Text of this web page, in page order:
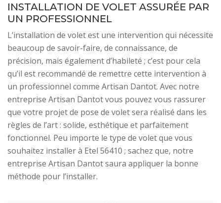
INSTALLATION DE VOLET ASSURÉE PAR
UN PROFESSIONNEL
L’installation de volet est une intervention qui nécessite
beaucoup de savoir-faire, de connaissance, de
précision, mais également d’habileté ; c’est pour cela
qu’il est recommandé de remettre cette intervention à
un professionnel comme Artisan Dantot. Avec notre
entreprise Artisan Dantot vous pouvez vous rassurer
que votre projet de pose de volet sera réalisé dans les
règles de l’art : solide, esthétique et parfaitement
fonctionnel. Peu importe le type de volet que vous
souhaitez installer à Etel 56410 ; sachez que, notre
entreprise Artisan Dantot saura appliquer la bonne
méthode pour l’installer.